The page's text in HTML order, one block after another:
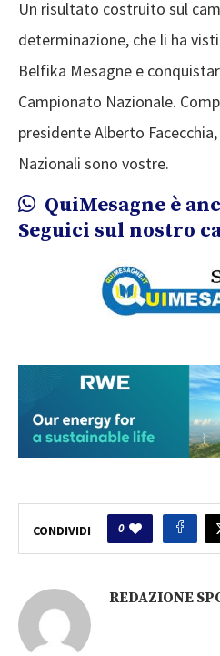
Un risultato costruito sul
determinazione, che li ha
Belfika Mesagne e
Campionato Nazionale.
presidente Alberto
Nazionali sono vostre.
QuiMesagne è
Seguici sul nostro
CONDIVIDI 0
REDAZIONE